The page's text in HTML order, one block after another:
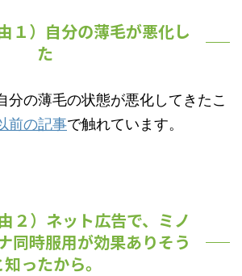
由１）自分の薄毛が悪化し
た
分の薄毛の状態が悪化してきたこ
前の記事で触れています。
由２）ネット広告で、ミノ
同時服用が効果ありそう
知ったから。